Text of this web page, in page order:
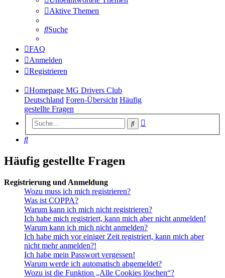
Aktive Themen
Suche
FAQ
Anmelden
Registrieren
Homepage MG Drivers Club
Deutschland Foren-Übersicht Häufig
gestellte Fragen
Suche
Suche
Häufig gestellte Fragen
Registrierung und Anmeldung
Wozu muss ich mich registrieren?
Was ist COPPA?
Warum kann ich mich nicht registrieren?
Ich habe mich registriert, kann mich aber nicht anmelden!
Warum kann ich mich nicht anmelden?
Ich habe mich vor einiger Zeit registriert, kann mich aber
nicht mehr anmelden?!
Ich habe mein Passwort vergessen!
Warum werde ich automatisch abgemeldet?
Wozu ist die Funktion „Alle Cookies löschen“?